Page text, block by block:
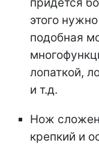
этого
подобная
лопаткой,
и т.д.
Нож
крепкий и